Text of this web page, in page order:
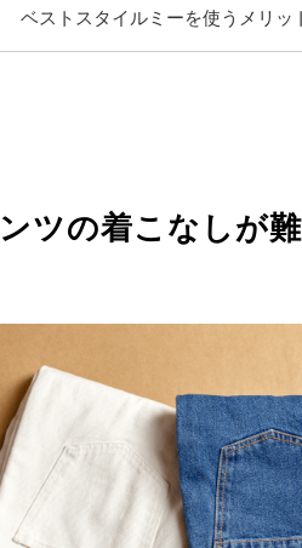
ベストスタイルミーを使うメリッ
ツの着こなしが